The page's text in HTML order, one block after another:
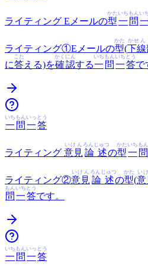
ライティング Eメールの型
かた
一
いち
問
もん
一
い
ライティング①Eメールの型
かた
(下線
かせん
に答
こた
える)を確認
かくにん
する一
いち
問
もん
一
いち
答
とう
で
一
いち
問
もん
一
いっ
答
とう
ライティング 意見
いけん
論述
ろんじゅつ
の型
かた
一
いち
問
もん
ライティング②意見
いけん
論述
ろんじゅつ
の型
かた
(意
い
問
もん
一
いち
答
とう
です。
一
いち
問
もん
一
いっ
答
とう